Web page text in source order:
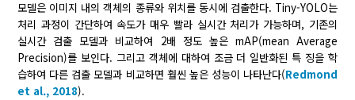
모델은 이미지 내의 객체의 종류와 위치를 동시에 검출한다. Tiny-YOLO는
처리 과정이 간단하여 속도가 매우 빨라 실시간 처리가 가능하며, 기존의
실시간 검출 모델과 비교하여 2배 정도 높은 mAP(mean Average
Precision)를 보인다. 그리고 객체에 대하여 조금 더 일반화된 특 징을 학
습하여 다른 검출 모델과 비교하면 훨씬 높은 성능이 나타난다(Redmond
et al., 2018).